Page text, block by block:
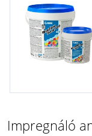
Impregnáló